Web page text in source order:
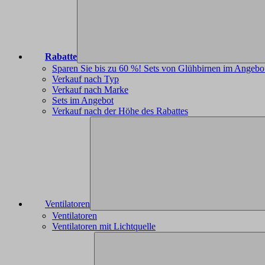
Rabatte
Sparen Sie bis zu 60 %! Sets von Glühbirnen im
Verkauf nach Typ
Verkauf nach Marke
Sets im Angebot
Verkauf nach der Höhe des Rabattes
Ventilatoren
Ventilatoren
Ventilatoren mit Lichtquelle